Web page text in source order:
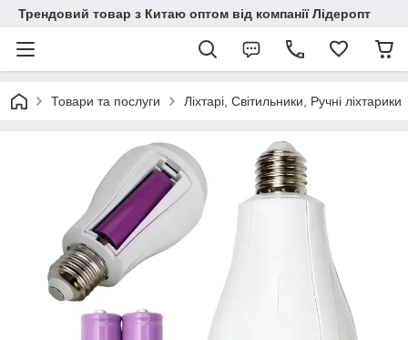
Трендовий товар з Китаю оптом від компанії Лідеропт
Товари та послуги Ліхтарі, Світильники, Ручні ліхтарики